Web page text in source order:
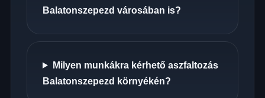
Balatonszepezd városában is?
Milyen munkákra kérhető aszfaltozás
Balatonszepezd környékén?